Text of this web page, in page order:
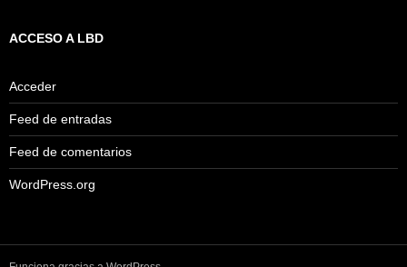
ACCESO A LBD
Acceder
Feed de entradas
Feed de comentarios
WordPress.org